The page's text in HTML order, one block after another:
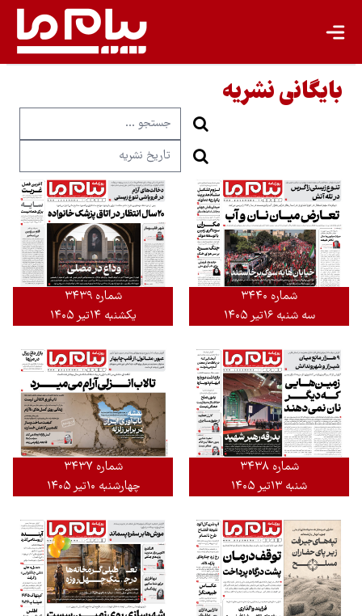
بایگانی نشریه
شماره ۳۴۴۰
سه شنبه ۱۶تیر ۱۴۰۵
شماره ۳۴۳۹
یکشنبه ۱۴تیر ۱۴۰۵
شماره ۳۴۳۸
شنبه ۱۳تیر ۱۴۰۵
شماره ۳۴۳۷
چهارشنبه ۱۰تیر ۱۴۰۵